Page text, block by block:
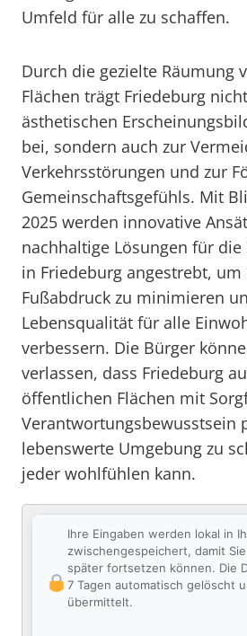
Umfeld für alle zu schaffen.
Durch die gezielte Räumung
Flächen trägt Friedeburg
ästhetischen
bei, sondern auch zur
Verkehrsstörungen und zur
Gemeinschaftsgefühls. Mit
2025 werden innovative
nachhaltige Lösungen für
in Friedeburg angestrebt,
Fußabdruck zu minimieren
Lebensqualität für alle
verbessern. Die Bürger
verlassen, dass Friedeburg
öffentlichen Flächen mit
Verantwortungsbewusstsein
lebenswerte Umgebung zu
jeder wohlfühlen kann.
Ihre Eingaben werden lokal in
zwischengespeichert, damit
später fortsetzen können. Die
7 Tagen automatisch gelöscht
übermittelt.